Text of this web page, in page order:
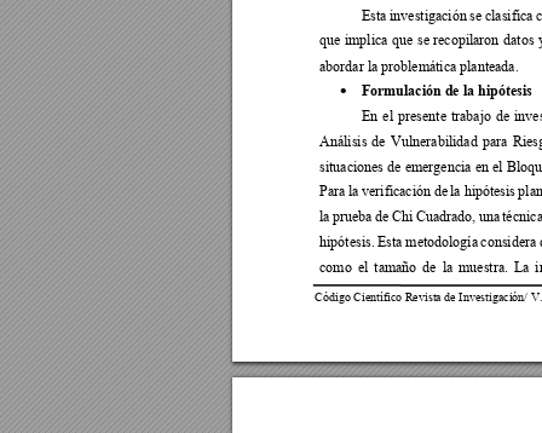
Código Científico Revista de Investigación/ V.
Esta investigación se clasifica
que implica que se recopilaron datos
abordar la problemática planteada.
•
Formulación de la hipótesis
En el presente trabajo de i
Análisis de Vulnerabilidad para Ri
situaciones de emergencia en el
Para la verificación de la hipótesis pla
la prueba de Chi Cuadrado, una téc
hipótesis. Esta metodología considera
como el tamaño de la muestra. La i